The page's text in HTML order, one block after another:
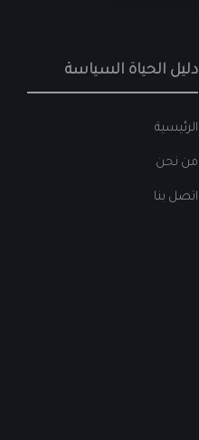
دليل الحياة السياسة
الرئيسية
من نحن
اتصل بنا